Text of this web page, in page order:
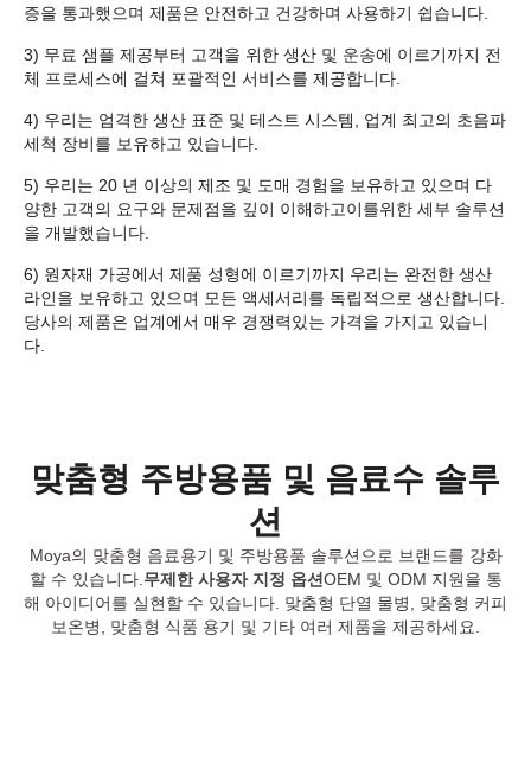
증을 통과했으며 제품은 안전하고 건강하며 사용하기 쉽습니다.
3) 무료 샘플 제공부터 고객을 위한 생산 및 운송에 이르기까지 전
체 프로세스에 걸쳐 포괄적인 서비스를 제공합니다.
4) 우리는 엄격한 생산 표준 및 테스트 시스템, 업계 최고의 초음파
세척 장비를 보유하고 있습니다.
5) 우리는 20 년 이상의 제조 및 도매 경험을 보유하고 있으며 다
양한 고객의 요구와 문제점을 깊이 이해하고이를위한 세부 솔루션
을 개발했습니다.
6) 원자재 가공에서 제품 성형에 이르기까지 우리는 완전한 생산
라인을 보유하고 있으며 모든 액세서리를 독립적으로 생산합니다.
당사의 제품은 업계에서 매우 경쟁력있는 가격을 가지고 있습니
다.
맞춤형 주방용품 및 음료수 솔루
션
Moya의 맞춤형 음료용기 및 주방용품 솔루션으로 브랜드를 강화
할 수 있습니다. 무제한 사용자 지정 옵션OEM 및 ODM 지원을 통
해 아이디어를 실현할 수 있습니다. 맞춤형 단열 물병, 맞춤형 커피
보온병, 맞춤형 식품 용기 및 기타 여러 제품을 제공하세요.